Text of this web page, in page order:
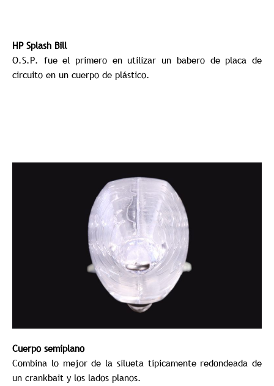
HP Splash Bill
O.S.P. fue el primero en utilizar un babero de placa de
circuito en un cuerpo de plástico.
Cuerpo semiplano
Combina lo mejor de la silueta típicamente redondeada de
un crankbait y los lados planos.